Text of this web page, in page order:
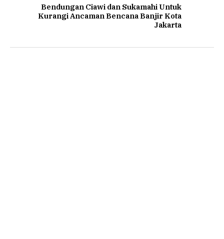
Bendungan Ciawi dan Sukamahi Untuk
Kurangi Ancaman Bencana Banjir Kota
Jakarta